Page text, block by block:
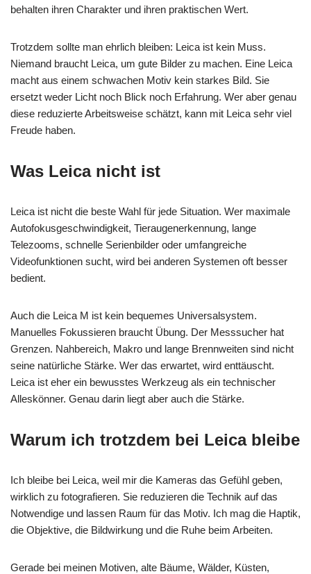
behalten ihren Charakter und ihren praktischen Wert.
Trotzdem sollte man ehrlich bleiben: Leica ist kein Muss.
Niemand braucht Leica, um gute Bilder zu machen. Eine Leica
macht aus einem schwachen Motiv kein starkes Bild. Sie
ersetzt weder Licht noch Blick noch Erfahrung. Wer aber genau
diese reduzierte Arbeitsweise schätzt, kann mit Leica sehr viel
Freude haben.
Was Leica nicht ist
Leica ist nicht die beste Wahl für jede Situation. Wer maximale
Autofokusgeschwindigkeit, Tieraugenerkennung, lange
Telezooms, schnelle Serienbilder oder umfangreiche
Videofunktionen sucht, wird bei anderen Systemen oft besser
bedient.
Auch die Leica M ist kein bequemes Universalsystem.
Manuelles Fokussieren braucht Übung. Der Messsucher hat
Grenzen. Nahbereich, Makro und lange Brennweiten sind nicht
seine natürliche Stärke. Wer das erwartet, wird enttäuscht.
Leica ist eher ein bewusstes Werkzeug als ein technischer
Alleskönner. Genau darin liegt aber auch die Stärke.
Warum ich trotzdem bei Leica bleibe
Ich bleibe bei Leica, weil mir die Kameras das Gefühl geben,
wirklich zu fotografieren. Sie reduzieren die Technik auf das
Notwendige und lassen Raum für das Motiv. Ich mag die Haptik,
die Objektive, die Bildwirkung und die Ruhe beim Arbeiten.
Gerade bei meinen Motiven, alte Bäume, Wälder, Küsten,